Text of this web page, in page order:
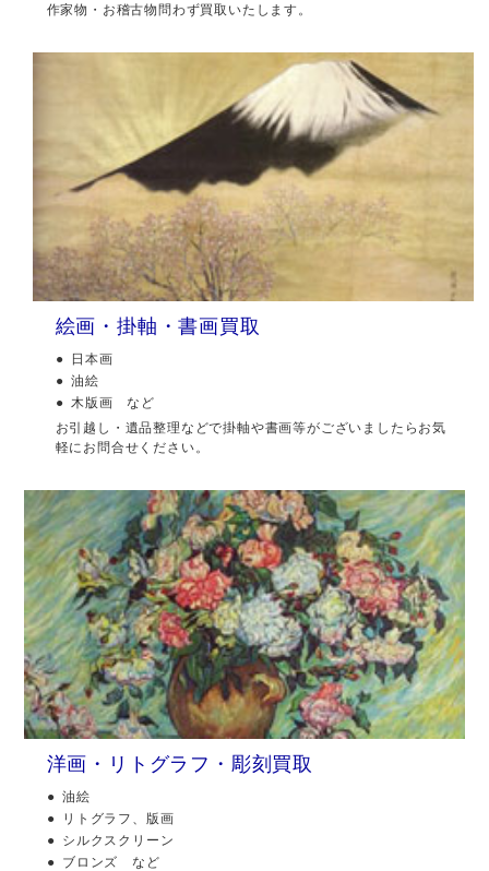
作家物・お稽古物問わず買取いたします。
絵画・掛軸・書画買取
日本画
油絵
木版画 など
お引越し・遺品整理などで掛軸や書画等がございましたらお気
軽にお問合せください。
洋画・リトグラフ・彫刻買取
油絵
リトグラフ、版画
シルクスクリーン
ブロンズ など